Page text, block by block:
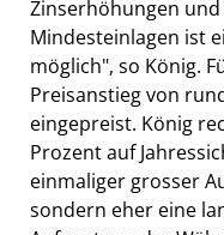
Zinserhöhungen
Mindesteinlagen ist
möglich", so König.
Preisanstieg von
eingepreist. König
Prozent auf
einmaliger grosser
sondern eher eine